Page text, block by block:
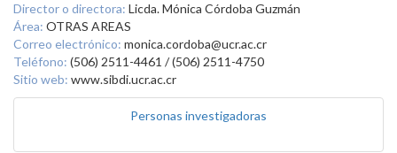
Director o directora: Licda. Mónica Córdoba Guzmán
Área: OTRAS AREAS
Correo electrónico: monica.cordoba@ucr.ac.cr
Teléfono: (506) 2511-4461 / (506) 2511-4750
Sitio web: www.sibdi.ucr.ac.cr
Personas investigadoras